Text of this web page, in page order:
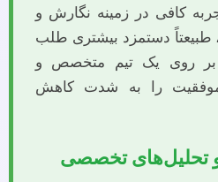
کافی در زمینه نگارش و
طبیعتاً دستمزد بیشتری طلب
بر روی یک تیم متخصص و
را به شدت کاهش
و تحلیل‌های تخصصی